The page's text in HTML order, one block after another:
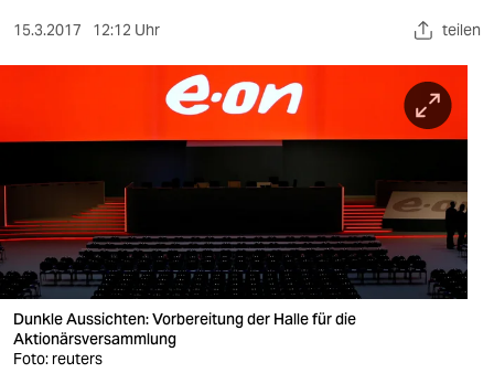
sport
wahrheit
verlag
verlag
veranstaltungen
shop
15.3.2017 12:12 Uhr teilen
Dunkle Aussichten: Vorbereitung der Halle für die
Aktionärsversammlung
Foto: reuters